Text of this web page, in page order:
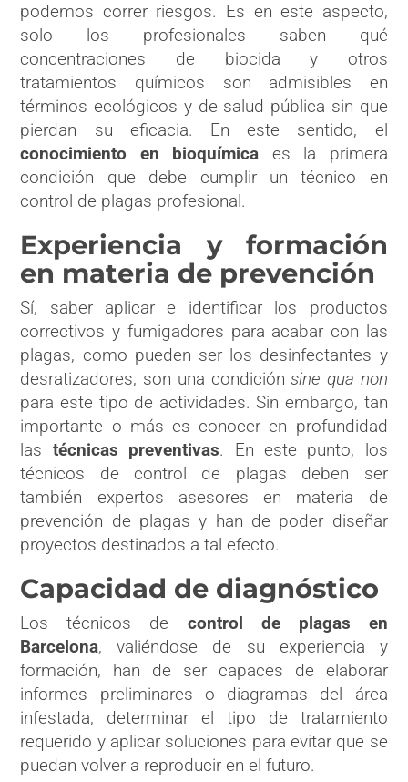
podemos correr riesgos. Es en este aspecto,
solo los profesionales saben qué
concentraciones de biocida y otros
tratamientos químicos son admisibles en
términos ecológicos y de salud pública sin que
pierdan su eficacia. En este sentido, el
conocimiento en bioquímica es la primera
condición que debe cumplir un técnico en
control de plagas profesional.
Experiencia y formación
en materia de prevención
Sí, saber aplicar e identificar los productos
correctivos y fumigadores para acabar con las
plagas, como pueden ser los desinfectantes y
desratizadores, son una condiciónsine qua non
para este tipo de actividades. Sin embargo, tan
importante o más es conocer en profundidad
las técnicas preventivas. En este punto, los
técnicos de control de plagas deben ser
también expertos asesores en materia de
prevención de plagas y han de poder diseñar
proyectos destinados a tal efecto.
Capacidad de diagnóstico
Los técnicos de control de plagas en
Barcelona, valiéndose de su experiencia y
formación, han de ser capaces de elaborar
informes preliminares o diagramas del área
infestada,
determinar el tipo de tratamiento
requerido y aplicar soluciones para evitar que se
puedan volver a reproducir en el futuro.